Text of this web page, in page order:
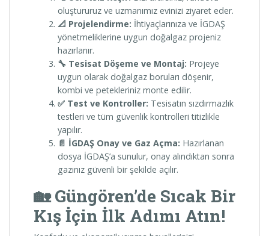
oluştururuz ve uzmanımız evinizi ziyaret eder.
📐 Projelendirme: İhtiyaçlarınıza ve İGDAŞ
yönetmeliklerine uygun doğalgaz projeniz
hazırlanır.
🔧 Tesisat Döşeme ve Montaj: Projeye
uygun olarak doğalgaz boruları döşenir,
kombi ve petekleriniz monte edilir.
✅ Test ve Kontroller: Tesisatın sızdırmazlık
testleri ve tüm güvenlik kontrolleri titizlikle
yapılır.
📄 İGDAŞ Onay ve Gaz Açma: Hazırlanan
dosya İGDAŞ’a sunulur, onay alındıktan sonra
gazınız güvenli bir şekilde açılır.
🏡 Güngören’de Sıcak Bir
Kış İçin İlk Adımı Atın!